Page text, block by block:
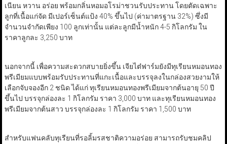
เนียน หวาน อร่อย พร้อมกลิ่นหอมอโรม่าชวนรับประทาน โดยตัดเฉพาะ
ลูกที่เนื้อแก่จัด มีเปอร์เซ็นต์แป้ง 40% ขึ้นไป (ค่ามาตรฐาน 32%) ซึ่งมี
จำนวนจำกัดเพียง 100 ลูกเท่านั้น แต่ละลูกมีน้ำหนัก 4-5 กิโลกรัม ใน
ราคาลูกละ 3,250 บาท
นอกจากนี้ เพื่อความสะดวกสบายยิ่งขึ้น เจียไต๋ฟาร์มยังมีทุเรียนหมอนทอง
พรีเมียมแบบพร้อมรับประทานที่แกะเนื้อและบรรจุลงในกล่องสวยงามให้
เลือกจับจองอีก 2 ชนิด ได้แก่ ทุเรียนหมอนทองพรีเมียมจากต้นอายุ 50 ปี
ขึ้นไป บรรจุกล่องละ 1 กิโลกรัม ราคา 3,000 บาท และทุเรียนหมอนทอง
พรีเมียมจากต้นสาว บรรจุกล่องละ 1 กิโลกรัม ราคา 1,500 บาท
สำหรับแฟนคลับทุเรียนที่รอลิ้มรสชาติความอร่อย สามารถรับชมคลิป